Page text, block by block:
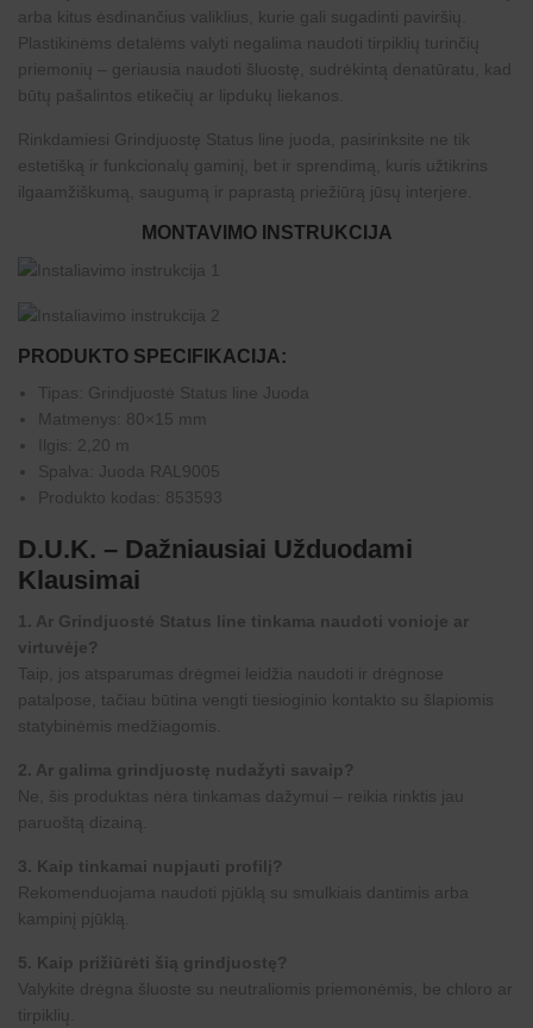
arba kitus ėsdinančius valiklius, kurie gali sugadinti paviršių.
Plastikinėms detalėms valyti negalima naudoti tirpiklių turinčių
priemonių – geriausia naudoti šluostę, sudrėkintą denatūratu, kad
būtų pašalintos etikečių ar lipdukų liekanos.
Rinkdamiesi Grindjuostę Status line juoda, pasirinksite ne tik
estetišką ir funkcionalų gaminį, bet ir sprendimą, kuris užtikrins
ilgaamžiškumą, saugumą ir paprastą priežiūrą jūsų interjere.
MONTAVIMO INSTRUKCIJA
PRODUKTO SPECIFIKACIJA:
Tipas: Grindjuostė Status line Juoda
Matmenys: 80×15 mm
Ilgis: 2,20 m
Spalva: Juoda RAL9005
Produkto kodas: 853593
D.U.K. – Dažniausiai Užduodami
Klausimai
1. Ar Grindjuostė Status line tinkama naudoti vonioje ar
virtuvėje?
Taip, jos atsparumas drėgmei leidžia naudoti ir drėgnose
patalpose, tačiau būtina vengti tiesioginio kontakto su šlapiomis
statybinėmis medžiagomis.
2. Ar galima grindjuostę nudažyti savaip?
Ne, šis produktas nėra tinkamas dažymui – reikia rinktis jau
paruoštą dizainą.
3. Kaip tinkamai nupjauti profilį?
Rekomenduojama naudoti pjūklą su smulkiais dantimis arba
kampinį pjūklą.
5. Kaip prižiūrėti šią grindjuostę?
Valykite drėgna šluoste su neutraliomis priemonėmis, be chloro ar
tirpiklių.